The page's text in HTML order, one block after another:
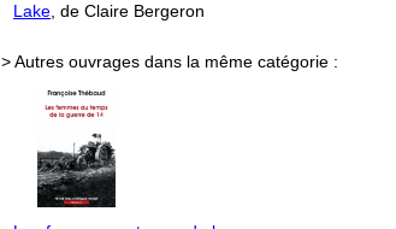
Lake, de Claire Bergeron
> Autres ouvrages dans la même catégorie :